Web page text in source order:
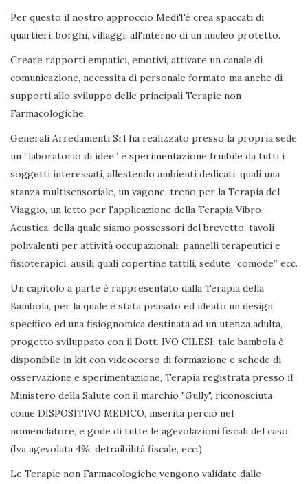
Per questo il nostro approccio MediTè crea spaccati di
quartieri, borghi, villaggi, all'interno di un nucleo protetto.
Creare rapporti empatici, emotivi, attivare un canale di
comunicazione, necessita di personale formato ma anche di
supporti allo sviluppo delle principali Terapie non
Farmacologiche.
Generali Arredamenti Srl ha realizzato presso la propria sede
un “laboratorio di idee” e sperimentazione fruibile da tutti i
soggetti interessati, allestendo ambienti dedicati, quali una
stanza multisensoriale, un vagone-treno per la Terapia del
Viaggio, un letto per l'applicazione della Terapia Vibro-
Acustica, della quale siamo possessori del brevetto, tavoli
polivalenti per attività occupazionali, pannelli terapeutici e
fisioterapici, ausili quali copertine tattili, sedute “comode” ecc.
Un capitolo a parte è rappresentato dalla Terapia della
Bambola, per la quale è stata pensato ed ideato un design
specifico ed una fisiognomica destinata ad un utenza adulta,
progetto sviluppato con il Dott. IVO CILESI; tale bambola è
disponibile in kit con videocorso di formazione e schede di
osservazione e sperimentazione, Terapia registrata presso il
Ministero della Salute con il marchio "Gully", riconosciuta
come DISPOSITIVO MEDICO, inserita perciò nel
nomenclatore, e gode di tutte le agevolazioni fiscali del caso
(Iva agevolata 4%, detraibilità fiscale, ecc.).
Le Terapie non Farmacologiche vengono validate dalle